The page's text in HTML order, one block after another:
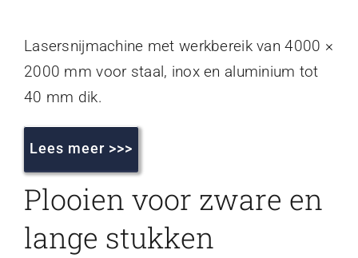
Lasersnijmachine met werkbereik van 4000 ×
2000 mm voor staal, inox en aluminium tot
40 mm dik.
Lees meer >>>
Plooien voor zware en
lange stukken